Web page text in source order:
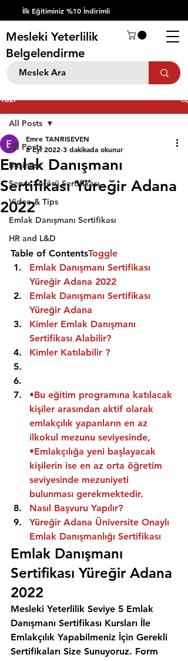
İlk Eğitiminiz %10 İndirimli
Mesleki Yeterlilik
Belgelendirme
Yazı
All Posts
Business
Servis Şöförü Sertifikası
Video & Tips
Emlak Danışmanı Sertifikası
HR and L&D
All Posts
Emlak Danışmanı
Sertifikası Yüreğir Adana
2022
Emre TANRISEVEN
8 Eyl 2022 3 dakikada okunur
Table of ContentsToggle
Emlak Danışmanı Sertifikası
Yüreğir Adana 2022
Emlak Danışmanı Sertifikası
Yüreğir Adana
Kimler Emlak Danışmanı
Sertifikası Alabilir?
Kimler Katılabilir ?
•Bu eğitim programına katılacak
kişiler arasından aktif olarak
emlakçılık yapanların en az
ilkokul mezunu seviyesinde,
•Emlakçılığa yeni başlayacak
kişilerin ise en az orta öğretim
seviyesinde mezuniyeti
bulunması gerekmektedir.
Nasıl Başvuru Yapılır?
Yüreğir Adana Üniversite Onaylı
Emlak Danışmanlığı Sertifikası
Emlak Danışmanı
Sertifikası Yüreğir Adana
2022
Mesleki Yeterlilik Seviye 5 Emlak
Danışmanı Sertifikası Kursları İle
Emlakçılık Yapabilmeniz İçin Gerekli
Sertifikaları Size Sunuyoruz. Form